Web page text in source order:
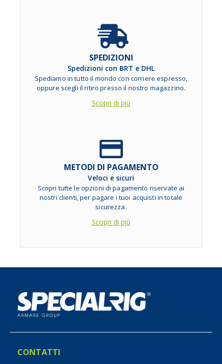
SPEDIZIONI
Spedizioni con BRT e DHL
Spediamo in tutto il mondo con corriere espresso,
oppure scegli il ritiro presso il nostro magazzino.
Scopri di più
METODI DI PAGAMENTO
Veloci e sicuri
Scopri tutte le opzioni di pagamento riservate ai
nostri clienti, per pagare i tuoi acquisti in totale
sicurezza.
Scopri di più
CONTATTI